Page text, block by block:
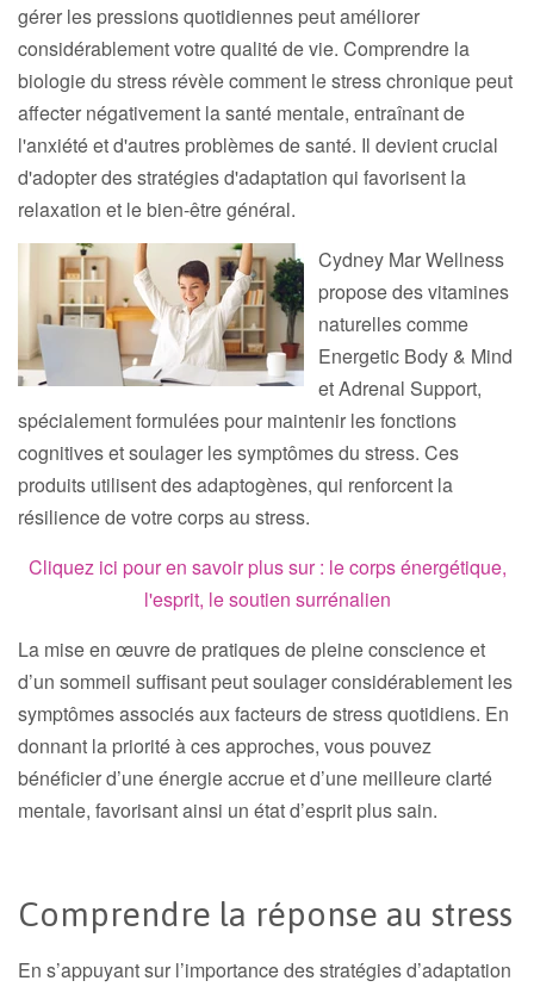
gérer les pressions quotidiennes peut améliorer
considérablement votre qualité de vie. Comprendre la
biologie du stress révèle comment le stress chronique peut
affecter négativement la santé mentale, entraînant de
l'anxiété et d'autres problèmes de santé. Il devient crucial
d'adopter des stratégies d'adaptation qui favorisent la
relaxation et le bien-être général.
Cydney Mar Wellness
propose des vitamines
naturelles comme
Energetic Body & Mind
et Adrenal Support,
spécialement formulées pour maintenir les fonctions
cognitives et soulager les symptômes du stress. Ces
produits utilisent des adaptogènes, qui renforcent la
résilience de votre corps au stress.
Cliquez ici pour en savoir plus sur : le corps énergétique,
l'esprit, le soutien surrénalien
La mise en œuvre de pratiques de pleine conscience et
d’un sommeil suffisant peut soulager considérablement les
symptômes associés aux facteurs de stress quotidiens. En
donnant la priorité à ces approches, vous pouvez
bénéficier d’une énergie accrue et d’une meilleure clarté
mentale, favorisant ainsi un état d’esprit plus sain.
Comprendre la réponse au stress
En s’appuyant sur l’importance des stratégies d’adaptation